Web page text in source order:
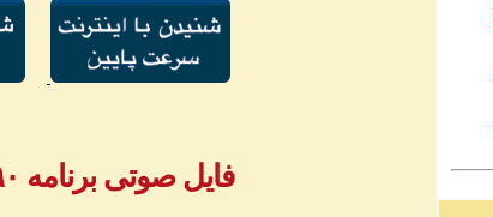
فایل صوتی برنامه ۷۹۰ - بخش ۵